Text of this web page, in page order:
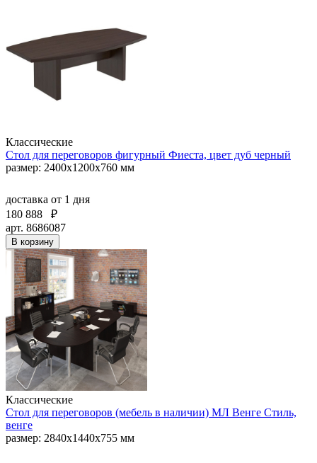
Классические
Стол для переговоров фигурный Фиеста, цвет дуб черный
размер: 2400x1200x760 мм
доставка от 1 дня
180 888
₽
арт. 8686087
В корзину
Классические
Стол для переговоров (мебель в наличии) МЛ Венге Стиль,
венге
размер: 2840х1440х755 мм